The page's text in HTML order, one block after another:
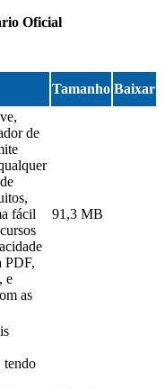
Oficial
Tamanho Baixar
de
fácil
PDF,
e
as
91,3 MB
tendo